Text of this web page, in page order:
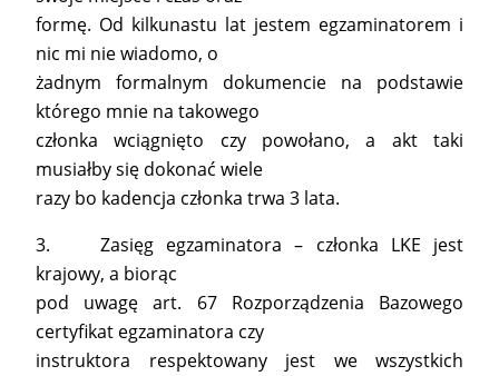
formę. Od kilkunastu lat jestem egzaminatorem i
nic mi nie wiadomo, o
żadnym formalnym dokumencie na podstawie
którego mnie na takowego
członka wciągnięto czy powołano, a akt taki
musiałby się dokonać wiele
razy bo kadencja członka trwa 3 lata.
3. Zasięg egzaminatora – członka LKE jest
krajowy, a biorąc
pod uwagę art. 67 Rozporządzenia Bazowego
certyfikat egzaminatora czy
instruktora respektowany jest we wszystkich